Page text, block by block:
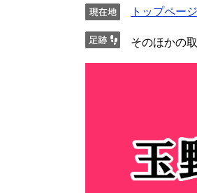
トップページ
そのほかの